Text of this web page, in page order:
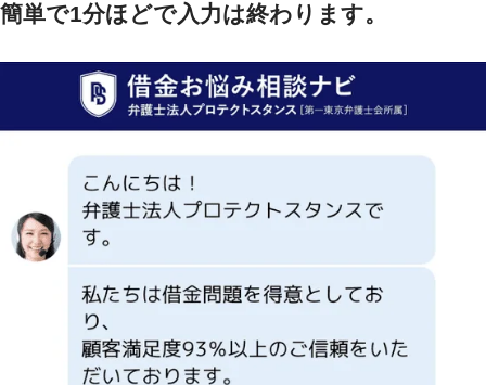
簡単で1分ほどで入力は終わります。